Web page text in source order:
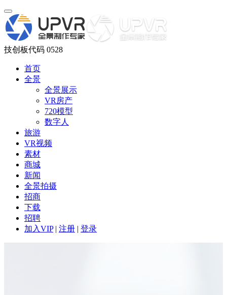
技创板代码 0528
首页
全景
全景展示
VR房产
720模型
数字人
旅游
VR视频
素材
商城
新闻
全景拍摄
招商
下载
招聘
加入VIP | 注册 | 登录